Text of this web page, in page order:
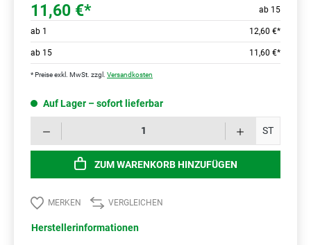
11,60 €* ab 15
ab 1 12,60 €*
ab 15 11,60 €*
* Preise exkl. MwSt. zzgl. Versandkosten
Auf Lager – sofort lieferbar
ST
ZUM WARENKORB HINZUFÜGEN
MERKEN VERGLEICHEN
Herstellerinformationen